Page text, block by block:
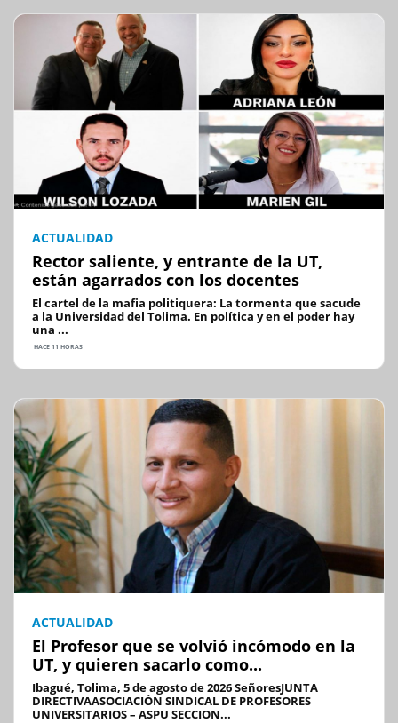
ACTUALIDAD
Rector saliente, y entrante de la UT,
están agarrados con los docentes
El cartel de la mafia politiquera: La tormenta que sacude
a la Universidad del Tolima. En política y en el poder hay
una ...
HACE 11 HORAS
ACTUALIDAD
El Profesor que se volvió incómodo en la
UT, y quieren sacarlo como...
Ibagué, Tolima, 5 de agosto de 2026 SeñoresJUNTA
DIRECTIVAASOCIACIÓN SINDICAL DE PROFESORES
UNIVERSITARIOS – ASPU SECCION...